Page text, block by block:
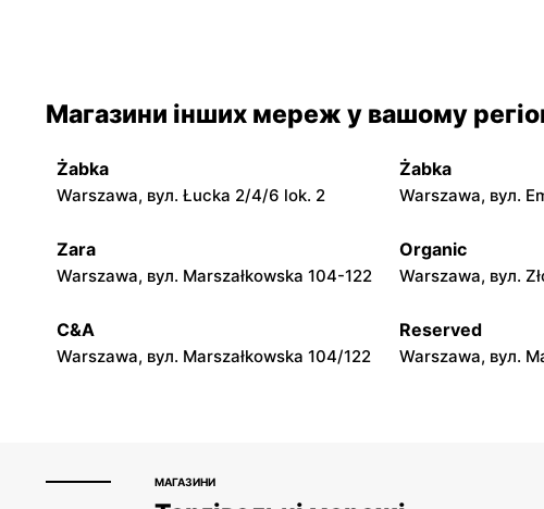
Jadachy, вул. Jadachy 111 Jeżowe, вул.
moje sklepy
Górki, вул. Górki 71
moje sklepy
Gumniska, вул.
moje sklepy
Hyżne, вул. Hyżne 100
moje sklepy
Jarosław, вул.
Магазини інших мереж у вашому
Żabka
Warszawa, вул. Łucka 2/4/6 lok. 2
Żabka
Warszawa, вул.
Zara
Warszawa, вул. Marszałkowska 104-122
Organic
Warszawa, вул.
C&A
Warszawa, вул. Marszałkowska 104/122
Reserved
Warszawa, вул.
МАГАЗИНИ